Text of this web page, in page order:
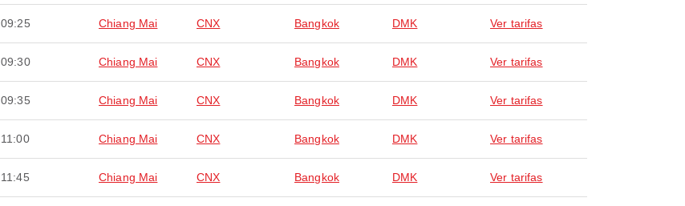
09:25 Chiang Mai CNX Bangkok DMK Ver tarifas
09:30 Chiang Mai CNX Bangkok DMK Ver tarifas
09:35 Chiang Mai CNX Bangkok DMK Ver tarifas
11:00 Chiang Mai CNX Bangkok DMK Ver tarifas
11:45 Chiang Mai CNX Bangkok DMK Ver tarifas